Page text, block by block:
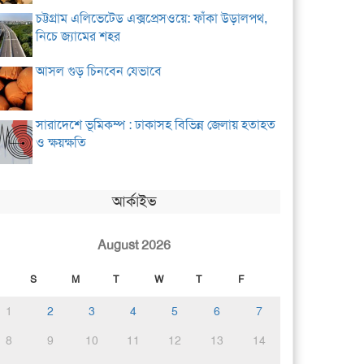
চট্টগ্রাম এলিভেটেড এক্সপ্রেসওয়ে: ফাঁকা উড়ালপথ,
নিচে জ্যামের শহর
আসল গুড় চিনবেন যেভাবে
সারাদেশে ভূমিকম্প : ঢাকাসহ বিভিন্ন জেলায় হতাহত
ও ক্ষয়ক্ষতি
আর্কাইভ
August 2026
S M T W T F
1 2 3 4 5 6
7
8
9 10 11 12 13
14